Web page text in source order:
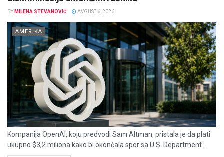
BY MILENA STEVANOVIĆ AVGUST 6, 2026
AMERIKA
Kompanija OpenAI, koju predvodi Sam Altman, pristala je da plati
ukupno $3,2 miliona kako bi okončala spor sa U.S. Department...